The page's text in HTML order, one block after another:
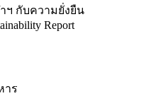
ฯ กับความยั่งยืน
Report
าร